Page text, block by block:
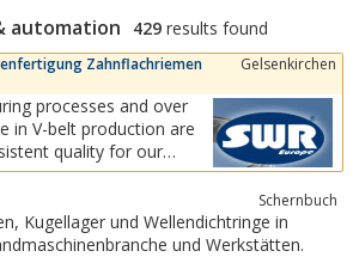
automation 429 results found
Zahnflachriemen
Gelsenkirchen
processes and over
in V-belt production are
quality for our
your plans are, with
we always offer you
specialists are
new requirements in drive
Schernbuch
in
und Werkstätten.